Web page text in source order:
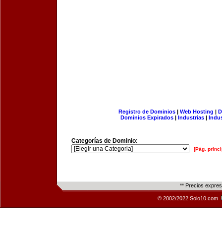
Registro de Dominios| Web Hosting |
Dominios Expirados | Industrias |
Categorías de Dominio:
[Pág.
** Precios
© 2002/2022 Solo10.com